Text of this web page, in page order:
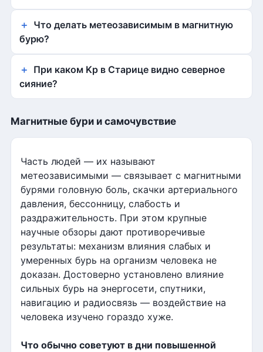
Что делать метеозависимым в магнитную
бурю?
При каком Kp в Старице видно северное
сияние?
Магнитные бури и самочувствие
Часть людей — их называют
метеозависимыми — связывает с магнитными
бурями головную боль, скачки артериального
давления, бессонницу, слабость и
раздражительность. При этом крупные
научные обзоры дают противоречивые
результаты: механизм влияния слабых и
умеренных бурь на организм человека не
доказан. Достоверно установлено влияние
сильных бурь на энергосети, спутники,
навигацию и радиосвязь — воздействие на
человека изучено гораздо хуже.
Что обычно советуют в дни повышенной